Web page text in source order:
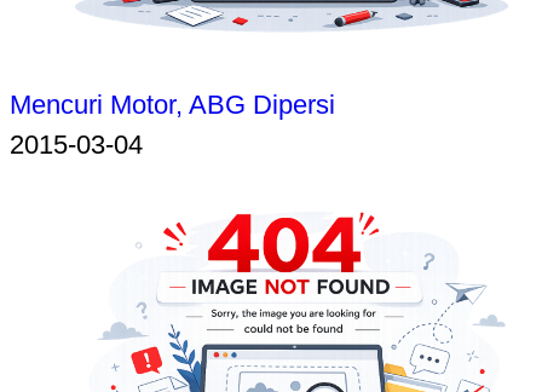
Mencuri Motor, ABG Dipersi
2015-03-04